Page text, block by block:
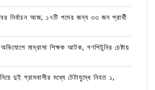
নির্বাচন আজ; ১৭টি পদের জন্য ৩৩ জন প্রার্থী
মাদ্রাসা শিক্ষক আটক, গণপিটুনির চেষ্টায়
দুই গ্রামবাসীর মধ্যে টেটাযুদ্ধে নিহত ১,